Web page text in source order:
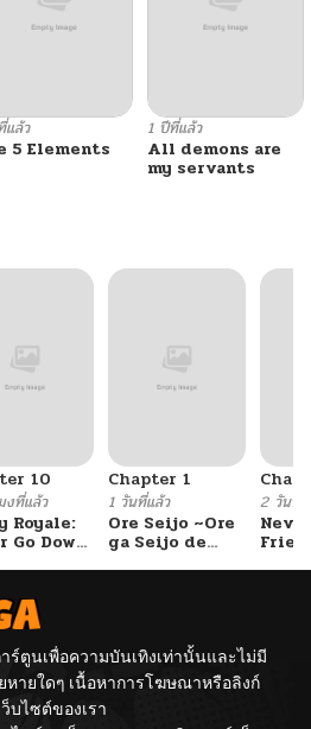
แล้ว
5 Elements
1 ปีที่แล้ว
All demons are
my servants
10
งที่แล้ว
Royale:
Go Down
Chapter 1
1 วันที่แล้ว
Ore Seijo ~Ore
ga Seijo de
Itashimasu wa~
2 วันที่แ
ร์ตูนเพื่อความบันเทิงเท่านั้นและไม่มี
ายใดๆ เนื้อหาการโฆษณาหรือลิงก์
บไซต์ของเรา